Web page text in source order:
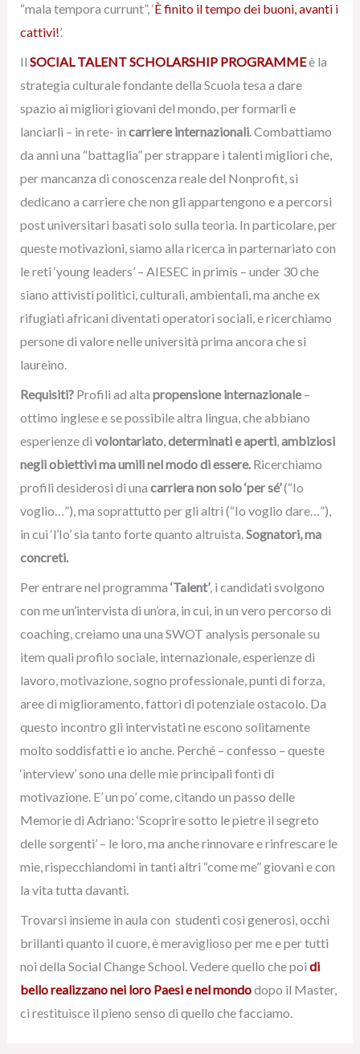
“mala tempora currunt”, ‘È finito il tempo dei buoni, avanti i
cattivi!’.
Il SOCIAL TALENT SCHOLARSHIP PROGRAMMEè la
strategia culturale fondante della Scuola tesa a dare
spazio ai migliori giovani del mondo, per formarli e
lanciarli – in rete- in carriere internazionali. Combattiamo
da anni una “battaglia” per strappare i talenti migliori che,
per mancanza di conoscenza reale del Nonprofit, si
dedicano a carriere che non gli appartengono e a percorsi
post universitari basati solo sulla teoria. In particolare, per
queste motivazioni, siamo alla ricerca in parternariato con
le reti ‘young leaders’ – AIESEC in primis – under 30 che
siano attivisti politici, culturali, ambientali, ma anche ex
rifugiati africani diventati operatori sociali, e ricerchiamo
persone di valore nelle università prima ancora che si
laureino.
Requisiti?Profili ad alta propensione internazionale–
ottimo inglese e se possibile altra lingua, che abbiano
esperienze di volontariato,determinati e aperti,ambiziosi
negli obiettivi ma umili nel modo di essere.Ricerchiamo
profili desiderosi di una carriera non solo ‘per sé’(“Io
voglio…”), ma soprattutto per gli altri (“Io voglio dare…”),
in cui ‘l’Io’ sia tanto forte quanto altruista.Sognatori, ma
concreti.
Per entrare nel programma ‘Talent’, i candidati svolgono
con me un’intervista di un’ora, in cui, in un vero percorso di
coaching, creiamo una una SWOT analysis personale su
item quali profilo sociale, internazionale, esperienze di
lavoro, motivazione, sogno professionale, punti di forza,
aree di miglioramento, fattori di potenziale ostacolo. Da
questo incontro gli intervistati ne escono solitamente
molto soddisfatti e io anche. Perché – confesso – queste
‘interview’ sono una delle mie principali fonti di
motivazione. E’ un po’ come, citando un passo delle
Memorie di Adriano: ‘Scoprire sotto le pietre il segreto
delle sorgenti’ – le loro, ma anche rinnovare e rinfrescare le
mie, rispecchiandomi in tanti altri “come me” giovani e con
la vita tutta davanti.
Trovarsi insieme in aula con studenti così generosi, occhi
brillanti quanto il cuore, è meraviglioso per me e per tutti
noi della Social Change School. Vedere quello che poi di
bello realizzano nei loro Paesi e nel mondodopo il Master,
ci restituisce il pieno senso di quello che facciamo.